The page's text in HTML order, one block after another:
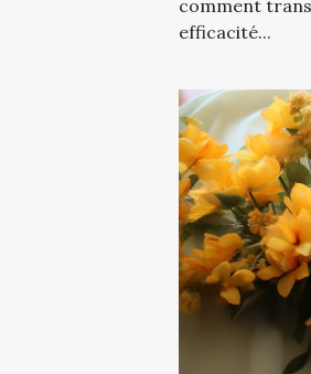
comment
efficacité...